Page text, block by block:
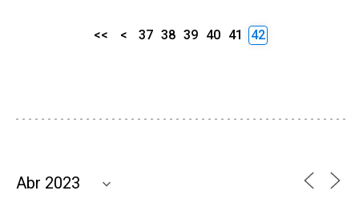
<< < 37 38 39 40 41 42